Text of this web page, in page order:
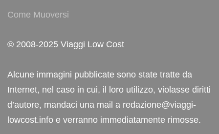
Come Muoversi
© 2008-2025 Viaggi Low Cost
Alcune immagini pubblicate sono state tratte da
Internet, nel caso in cui, il loro utilizzo, violasse diritti
d’autore, mandaci una mail a redazione@viaggi-
lowcost.info e verranno immediatamente rimosse.